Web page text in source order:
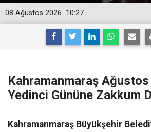
10:27
08 Ağustos 2026
Kahramanmaraş Ağustos
Yedinci Gününe Zakkum
Kahramanmaraş Büyükşehir